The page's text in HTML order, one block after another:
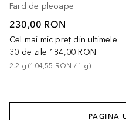
Fard de pleoape
230,00 RON
Cel mai mic preț din ultimele
30 de zile 184,00 RON
2.2 g (104,55 RON / 1 g)
PAGINA